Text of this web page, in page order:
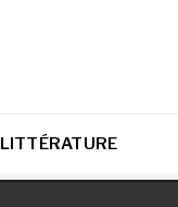
LITTÉRATURE